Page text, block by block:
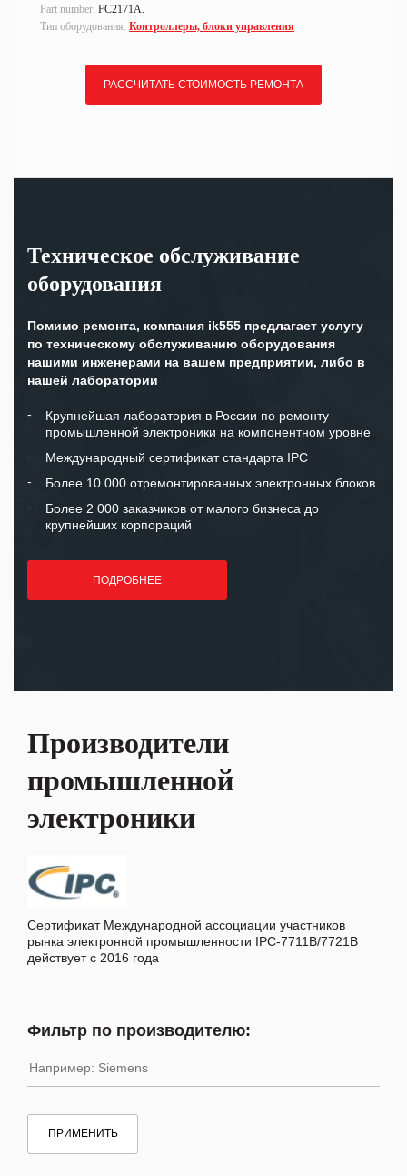
Part number: FC2171A.
Тип оборудования: Контроллеры, блоки управления
РАССЧИТАТЬ СТОИМОСТЬ РЕМОНТА
Техническое обслуживание
оборудования
Помимо ремонта, компания ik555 предлагает услугу
по техническому обслуживанию оборудования
нашими инженерами на вашем предприятии, либо в
нашей лаборатории
Крупнейшая лаборатория в России по ремонту
промышленной электроники на компонентном уровне
Международный сертификат стандарта IPC
Более 10 000 отремонтированных электронных блоков
Более 2 000 заказчиков от малого бизнеса до
крупнейших корпораций
ПОДРОБНЕЕ
Производители
промышленной
электроники
Сертификат Международной ассоциации участников
рынка электронной промышленности IPC-7711B/7721B
действует с 2016 года
Фильтр по производителю:
ПРИМЕНИТЬ